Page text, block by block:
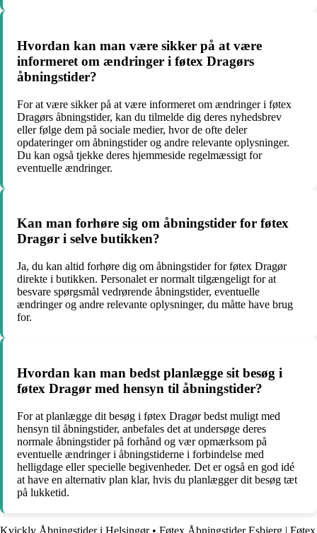
Hvordan kan man være sikker på at være
informeret om ændringer i føtex Dragørs
åbningstider?
For at være sikker på at være informeret om ændringer i føtex
Dragørs åbningstider, kan du tilmelde dig deres nyhedsbrev
eller følge dem på sociale medier, hvor de ofte deler
opdateringer om åbningstider og andre relevante oplysninger.
Du kan også tjekke deres hjemmeside regelmæssigt for
eventuelle ændringer.
Kan man forhøre sig om åbningstider for føtex
Dragør i selve butikken?
Ja, du kan altid forhøre dig om åbningstider for føtex Dragør
direkte i butikken. Personalet er normalt tilgængeligt for at
besvare spørgsmål vedrørende åbningstider, eventuelle
ændringer og andre relevante oplysninger, du måtte have brug
for.
Hvordan kan man bedst planlægge sit besøg i
føtex Dragør med hensyn til åbningstider?
For at planlægge dit besøg i føtex Dragør bedst muligt med
hensyn til åbningstider, anbefales det at undersøge deres
normale åbningstider på forhånd og vær opmærksom på
eventuelle ændringer i åbningstiderne i forbindelse med
helligdage eller specielle begivenheder. Det er også en god idé
at have en alternativ plan klar, hvis du planlægger dit besøg tæt
på lukketid.
Kvickly Åbningstider i Helsingør• Føtex Åbningstider Esbjerg | Føtex